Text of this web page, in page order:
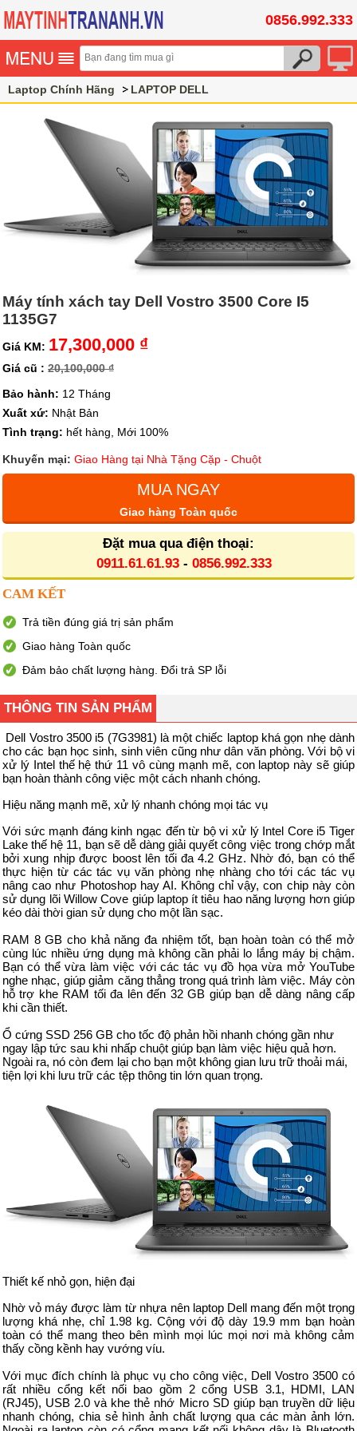
0856.992.333
Laptop Chính Hãng LAPTOP DELL
Máy tính xách tay Dell Vostro 3500 Core I5
1135G7
Giá KM: 17,300,000 ₫
Giá cũ : 20,100,000 ₫
Bảo hành: 12 Tháng
Xuất xứ: Nhật Bản
Tình trạng: hết hàng, Mới 100%
Khuyến mại: Giao Hàng tại Nhà Tặng Cặp - Chuột
MUA NGAY
Giao hàng Toàn quốc
Đặt mua qua điện thoại:
0911.61.61.93- 0856.992.333
CAM KẾT
Trả tiền đúng giá trị sản phẩm
Giao hàng Toàn quốc
Đảm bảo chất lượng hàng. Đổi trả SP lỗi
THÔNG TIN SẢN PHẨM
Dell Vostro 3500 i5 (7G3981) là một chiếc laptop khá gọn nhẹ dành
cho các bạn học sinh, sinh viên cũng như dân văn phòng. Với bộ vi
xử lý Intel thế hệ thứ 11 vô cùng mạnh mẽ, con laptop này sẽ giúp
bạn hoàn thành công việc một cách nhanh chóng.
Hiệu năng mạnh mẽ, xử lý nhanh chóng mọi tác vụ
Với sức mạnh đáng kinh ngạc đến từ bộ vi xử lý Intel Core i5 Tiger
Lake thế hệ 11, bạn sẽ dễ dàng giải quyết công việc trong chớp mắt
bởi xung nhịp được boost lên tối đa 4.2 GHz. Nhờ đó, bạn có thể
thực hiện từ các tác vụ văn phòng nhẹ nhàng cho tới các tác vụ
nâng cao như Photoshop hay AI. Không chỉ vậy, con chip này còn
sử dụng lõi Willow Cove giúp laptop ít tiêu hao năng lượng hơn giúp
kéo dài thời gian sử dụng cho một lần sạc.
RAM 8 GB cho khả năng đa nhiệm tốt, bạn hoàn toàn có thể mở
cùng lúc nhiều ứng dụng mà không cần phải lo lắng máy bị chậm.
Bạn có thể vừa làm việc với các tác vụ đồ họa vừa mở YouTube
nghe nhạc, giúp giảm căng thẳng trong quá trình làm việc. Máy còn
hỗ trợ khe RAM tối đa lên đến 32 GB giúp bạn dễ dàng nâng cấp
khi cần thiết.
Ổ cứng SSD 256 GB cho tốc độ phản hồi nhanh chóng gần như
ngay lập tức sau khi nhấp chuột giúp bạn làm việc hiệu quả hơn.
Ngoài ra, nó còn đem lại cho bạn một không gian lưu trữ thoải mái,
tiện lợi khi lưu trữ các tệp thông tin lớn quan trọng.
Thiết kế nhỏ gọn, hiện đại
Nhờ vỏ máy được làm từ nhựa nên laptop Dell mang đến một trọng
lượng khá nhẹ, chỉ 1.98 kg. Cộng với độ dày 19.9 mm bạn hoàn
toàn có thể mang theo bên mình mọi lúc mọi nơi mà không cảm
thấy cồng kềnh hay vướng víu.
Với mục đích chính là phục vụ cho công việc, Dell Vostro 3500 có
rất nhiều cổng kết nối bao gồm 2 cổng USB 3.1, HDMI, LAN
(RJ45), USB 2.0 và khe thẻ nhớ Micro SD giúp bạn truyền dữ liệu
nhanh chóng, chia sẻ hình ảnh chất lượng qua các màn ảnh lớn.